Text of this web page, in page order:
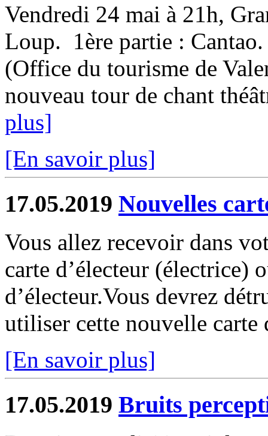
Vendredi 24 mai à 21h,
Loup. 1ère partie :
(Office du tourisme de
nouveau tour de chant
plus]
[En savoir plus]
17.05.2019 Nouvelles
Vous allez recevoir dans
carte d’électeur
d’électeur.Vous devrez
utiliser cette nouvelle carte
[En savoir plus]
17.05.2019 Bruits